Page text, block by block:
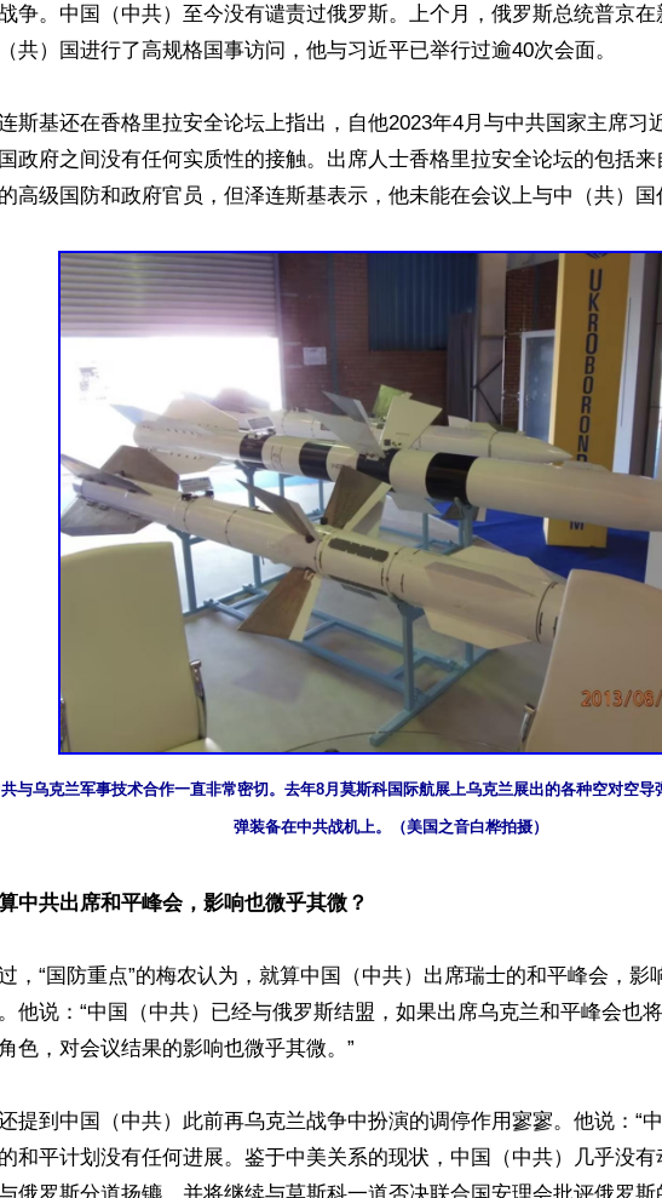
争。中国（中共）至今没有谴责过俄罗斯。上个月，俄罗斯总统普京
共）国进行了高规格国事访问，他与习近平已举行过逾40次会面。
斯基还在香格里拉安全论坛上指出，自他2023年4月与中共国家主席习
政府之间没有任何实质性的接触。出席人士香格里拉安全论坛的包括来
高级国防和政府官员，但泽连斯基表示，他未能在会议上与中（共）国
与乌克兰军事技术合作一直非常密切。去年8月莫斯科国际航展上乌克兰展出的各种空对空导
弹装备在中共战机上。（美国之音白桦拍摄）
中共出席和平峰会，影响也微乎其微？
，“国防重点”的梅农认为，就算中国（中共）出席瑞士的和平峰会，影
他说：“中国（中共）已经与俄罗斯结盟，如果出席乌克兰和平峰会也
色，对会议结果的影响也微乎其微。”
提到中国（中共）此前再乌克兰战争中扮演的调停作用寥寥。他说：“
和平计划没有任何进展。鉴于中美关系的现状，中国（中共）几乎没